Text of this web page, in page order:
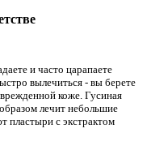
и часто царапаете
вылечиться - вы берете
коже. Гусиная
лечит небольшие
пластыри с экстрактом